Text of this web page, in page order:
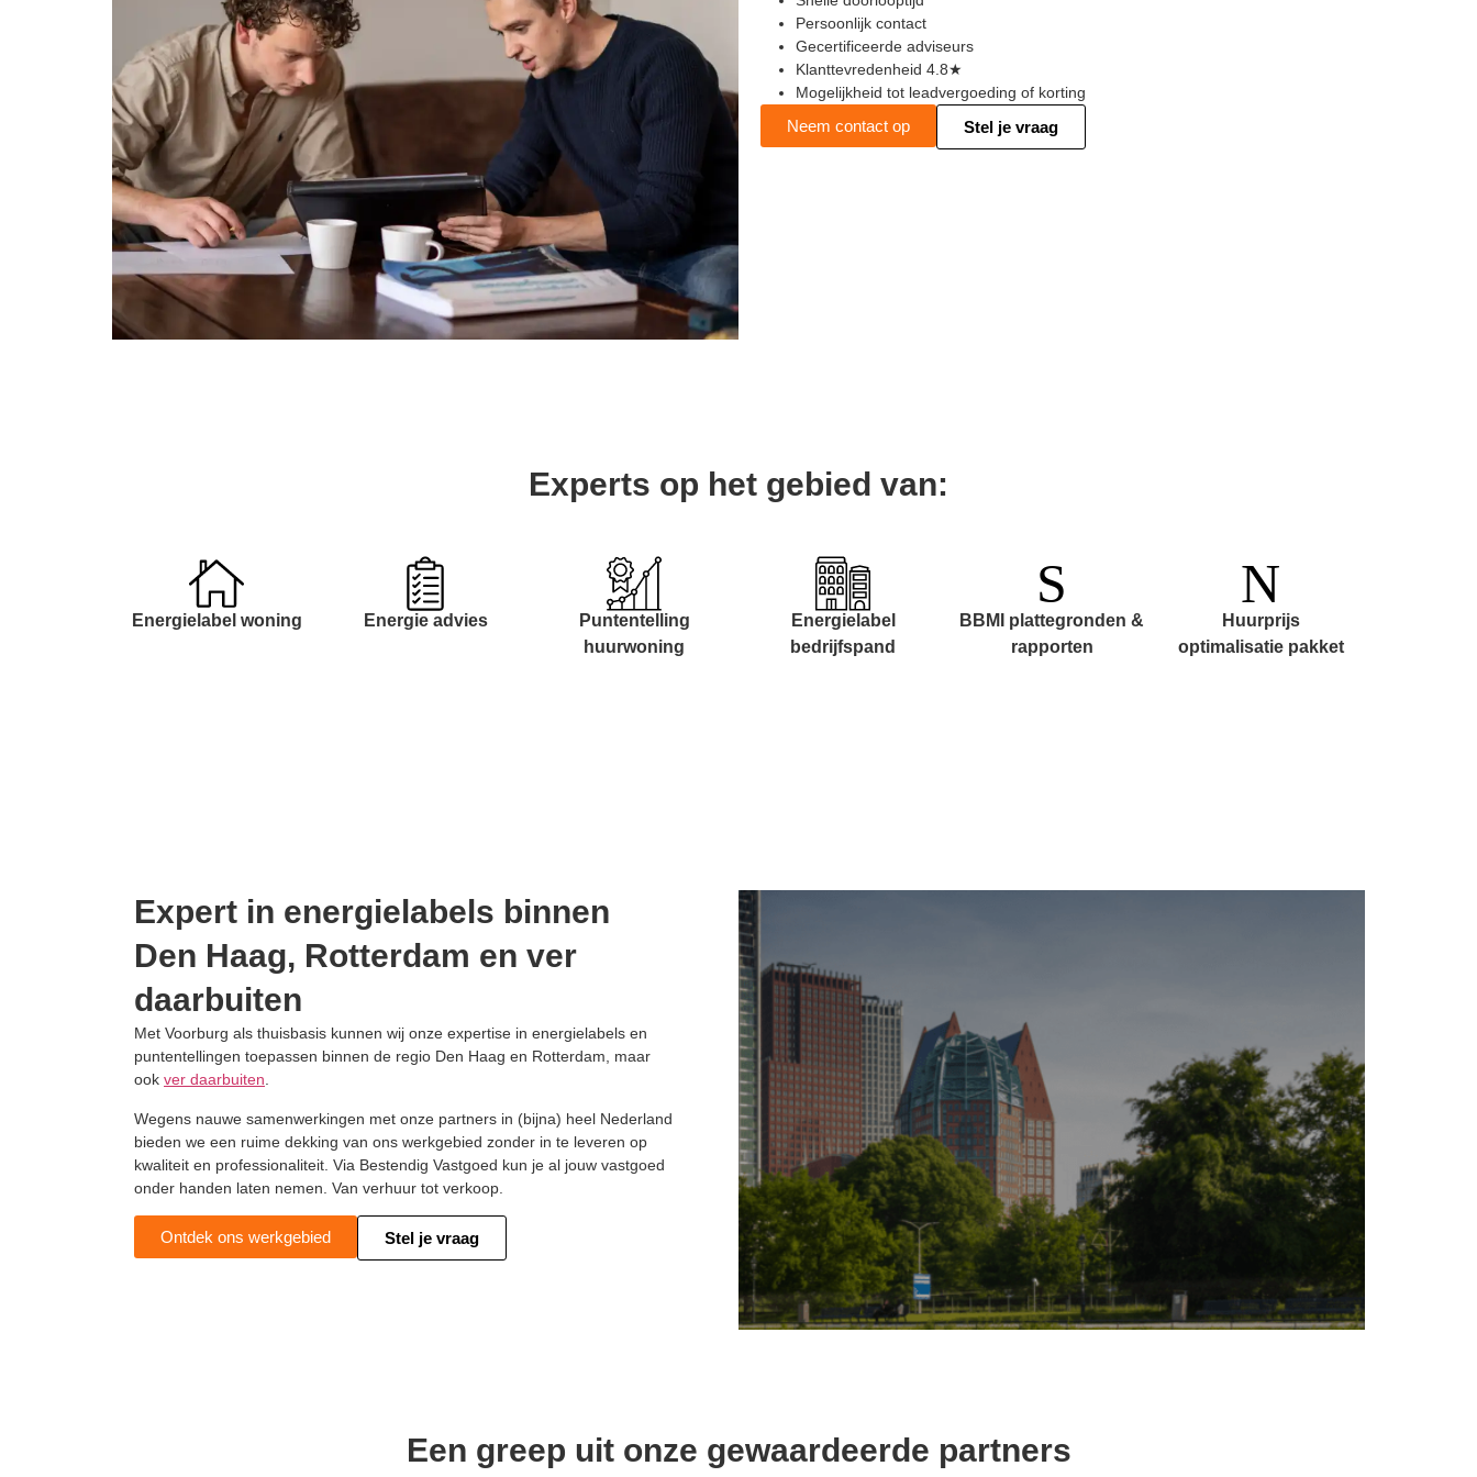
Persoonlijk contact
Gecertificeerde adviseurs
Klanttevredenheid 4.8★
Mogelijkheid tot leadvergoeding of korting
Neem contact op Stel je vraag
Experts op het gebied van:
Energielabel woning Energie advies
Puntentelling
huurwoning
Energielabel
bedrijfspand
BBMI plattegronden &
rapporten
Huurprijs
optimalisatie pakket
Expert in energielabels binnen
Den Haag, Rotterdam en ver
daarbuiten
Met Voorburg als thuisbasis kunnen wij onze expertise in energielabels en
puntentellingen toepassen binnen de regio Den Haag en Rotterdam, maar
ook ver daarbuiten.
Wegens nauwe samenwerkingen met onze partners in (bijna) heel Nederland
bieden we een ruime dekking van ons werkgebied zonder in te leveren op
kwaliteit en professionaliteit. Via Bestendig Vastgoed kun je al jouw vastgoed
onder handen laten nemen. Van verhuur tot verkoop.
Ontdek ons werkgebied Stel je vraag
Een greep uit onze gewaardeerde partners